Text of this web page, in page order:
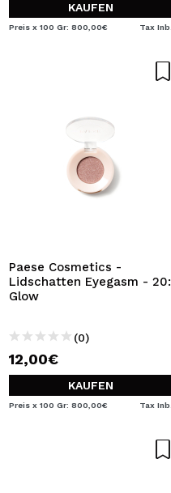
KAUFEN
Preis x 100 Gr: 800,00€ Tax Inb.
Paese Cosmetics -
Lidschatten Eyegasm - 20:
Glow
(0)
12,00€
KAUFEN
Preis x 100 Gr: 800,00€ Tax Inb.